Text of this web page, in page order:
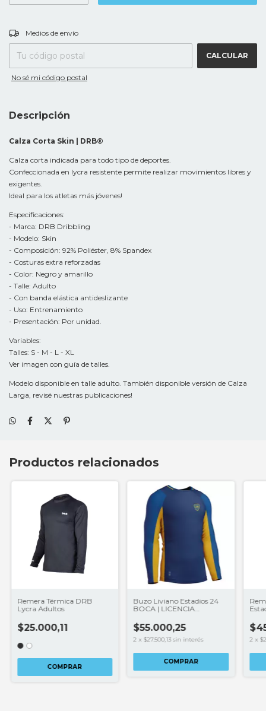
Entregas para el CP:
Medios de envío
CALCULAR
No sé mi código postal
Descripción
Calza Corta Skin | DRB®
Calza corta indicada para todo tipo de deportes.
Confeccionada en lycra resistente permite realizar movimientos libres y
exigentes.
Ideal para los atletas más jóvenes!
Especificaciones:
- Marca: DRB Dribbling
- Modelo: Skin
- Composición: 92% Poliéster, 8% Spandex
- Costuras extra reforzadas
- Color: Negro y amarillo
- Talle: Adulto
- Con banda elástica antideslizante
- Uso: Entrenamiento
- Presentación: Por unidad.
Variables:
Talles: S - M - L - XL
Ver imagen con guía de talles.
Modelo disponible en talle adulto. También disponible versión de Calza
Larga, revisé nuestras publicaciones!
Productos relacionados
Remera Térmica DRB
Lycra Adultos
$25.000,11
COMPRAR
Buzo Liviano Estadios 24
BOCA | LICENCIA
$55.000,25
2 x $27.500,13 sin interés
COMPRAR
2 x